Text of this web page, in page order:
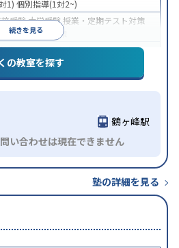
続きを見る
1) 個別指導(1対2~)
受験大学受験 授業・定期テスト対策
着推薦入試対策
準あり授業の振替可能
の教室を探す
鶴ヶ峰駅
い合わせは現在できません
塾の詳細を見る